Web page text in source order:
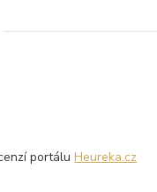
portáluHeureka.cz